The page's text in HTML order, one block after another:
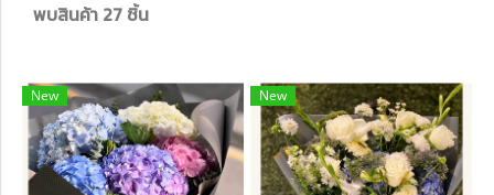
พบสินค้า 27 ชิ้น
New New